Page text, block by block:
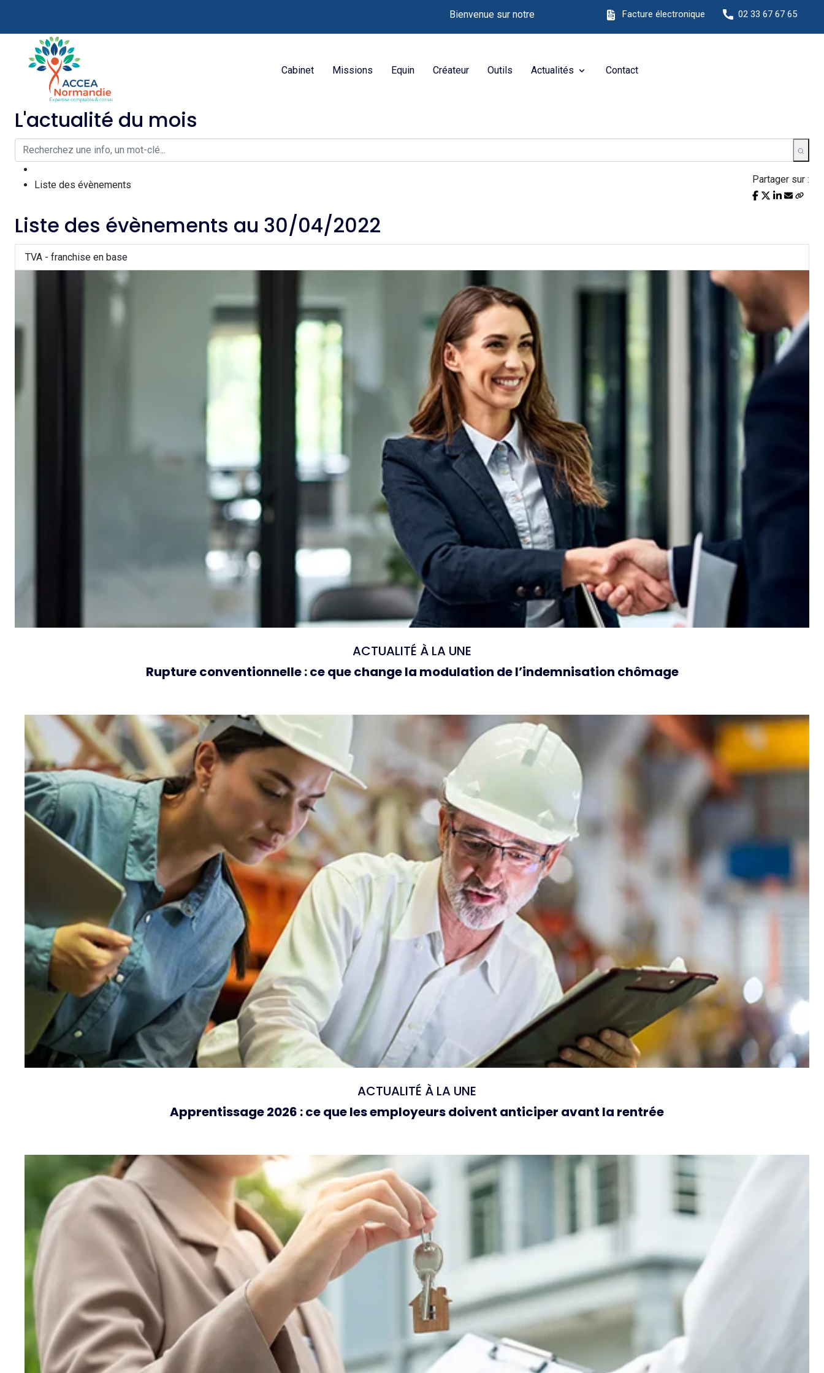
Bienvenue sur notre nouveau site Internet ! Facture électronique 02 33 67 67 65
Cabinet Missions Equin Créateur Outils Actualités Contact
L'actualité du mois
Liste des évènements Partager sur :
Liste des évènements au 30/04/2022
TVA - franchise en base
ACTUALITÉ À LA UNE
Rupture conventionnelle : ce que change la modulation de l’indemnisation chômage
ACTUALITÉ À LA UNE
Apprentissage 2026 : ce que les employeurs doivent anticiper avant la rentrée